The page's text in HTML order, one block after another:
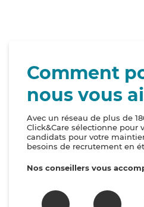
Comment
nous vous
Avec un réseau de plus de
Click&Care sélectionne pour
candidats pour votre
besoins de recrutement en
Nos conseillers vous